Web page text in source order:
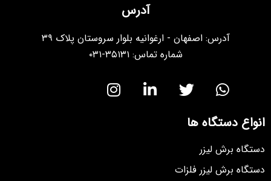
آدرس
آدرس: اصفهان - ارغوانیه بلوار سروستان پلاک ۳۹
شماره تماس: ۳۵۱۳۱-۰۳۱
انواع دستگاه ها
دستگاه برش لیزر
دستگاه برش لیزر فلزات